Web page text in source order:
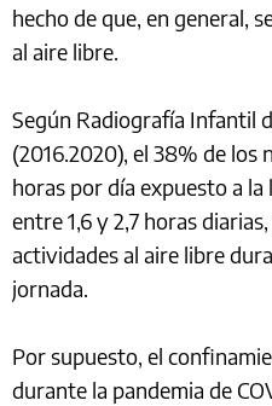
hecho de que, en general,
al aire libre.
Según Radiografía Infantil
(2016.2020), el 38% de los
horas por día expuesto a
entre 1,6 y 2,7 horas
actividades al aire libre
jornada.
Por supuesto, el
durante la pandemia de